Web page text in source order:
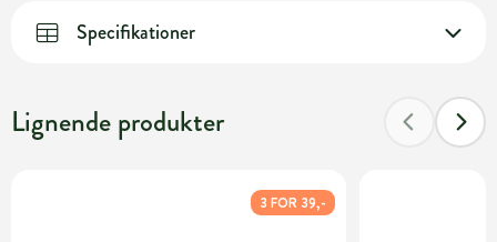
Specifikationer
Lignende produkter
3 FOR 39,-